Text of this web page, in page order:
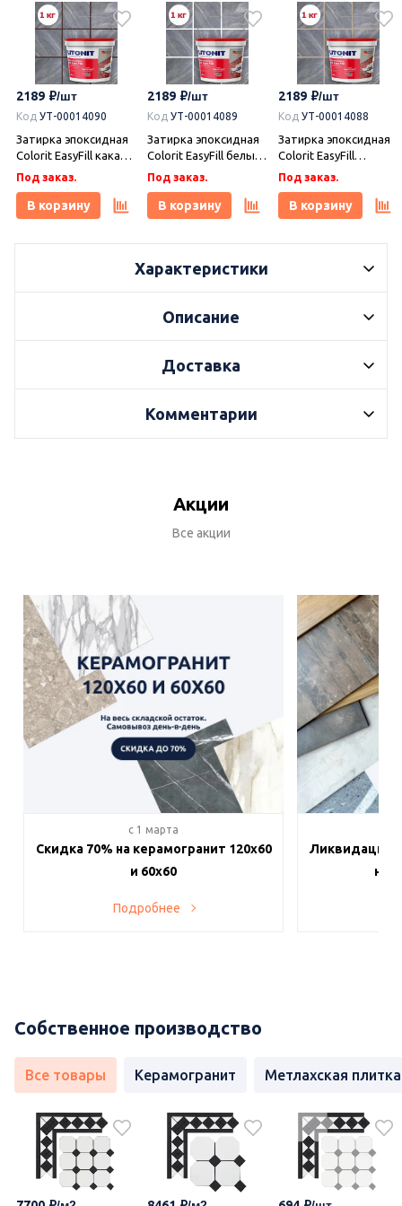
2189
Код УТ-00014090
Затирка эпоксидная
Colorit EasyFill какао 1
кг, Плитонит
Под заказ.
В корзину
2189
Код УТ-00014089
Затирка эпоксидная
Colorit EasyFill белый
1 кг, Плитонит
Под заказ.
В корзину
2189
Код УТ-00014088
Затирка эпоксидная
Colorit EasyFill
бежевый 1 кг,
Плитонит
Под заказ.
В корзину
Характеристики
Описание
Доставка
Комментарии
Акции
Все акции
c 1 марта
Скидка 70% на керамогранит 120х60
и 60х60
Подробнее
Ликвидация
на
Собственное производство
Все товары Керамогранит Метлахская плитка